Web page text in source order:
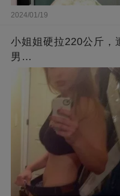
2024/01/19
小姐姐硬拉220公斤，
男…